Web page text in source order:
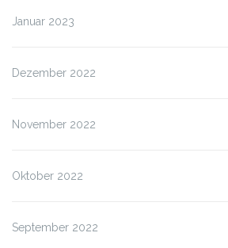
Januar 2023
Dezember 2022
November 2022
Oktober 2022
September 2022